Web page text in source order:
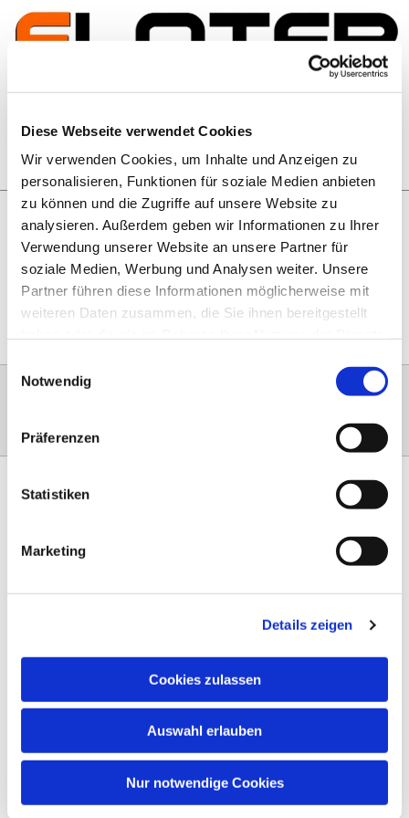
Diese Webseite verwendet Cookies
Wir verwenden Cookies, um Inhalte und Anzeigen zu
personalisieren, Funktionen für soziale Medien anbieten
zu können und die Zugriffe auf unsere Website zu
analysieren. Außerdem geben wir Informationen zu Ihrer
Verwendung unserer Website an unsere Partner für
soziale Medien, Werbung und Analysen weiter. Unsere
Partner führen diese Informationen möglicherweise mit
weiteren Daten zusammen, die Sie ihnen bereitgestellt
Einwilligungsauswahl
Notwendig
Präferenzen
Statistiken
Marketing
Details zeigen
Cookies zulassen
Auswahl erlauben
Nur notwendige Cookies
Zum Inhalt springen
Artikelsuche
Rechtliches
Hier geht es zu unserenAGB , zumWiderrufsrecht, zum
Impressum und zu unseremDatenschutz.
0151 68134038
Datenschutz
AGB
Widerruf